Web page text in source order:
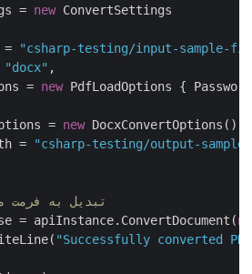
= new ConvertSettings
=
"csharp-testing/input-sample-
"docx" ,
=
new PdfLoadOptions {
=
new DocxConvertOptions()
=
"csharp-testing/output-
// تبدیل به فرمت
= apiInstance.ConvertDocument(
"Successfully converted